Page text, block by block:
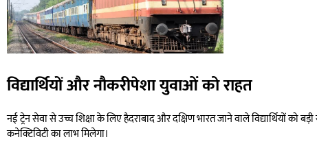
विद्यार्थियों और नौकरीपेशा युवाओं को राहत
नई ट्रेन सेवा से उच्च शिक्षा के लिए हैदराबाद और दक्षिण भारत जाने वाले विद्यार्थियों
कनेक्टिविटी का लाभ मिलेगा।